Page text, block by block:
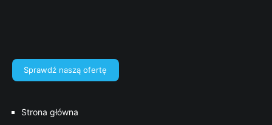
Sprawdź naszą ofertę
Strona główna